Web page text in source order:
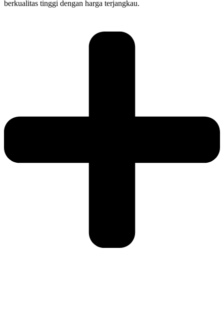
berkualitas tinggi dengan harga terjangkau.